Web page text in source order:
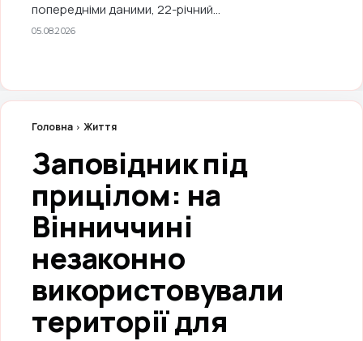
попередніми даними, 22-річний...
05.08.2026